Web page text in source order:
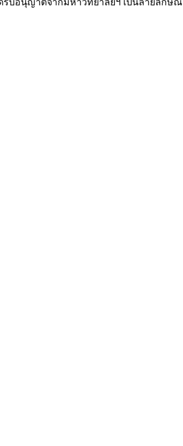
รับอนุญาตจากมหาวิทยาลัยฯ เป็นลายลักษ